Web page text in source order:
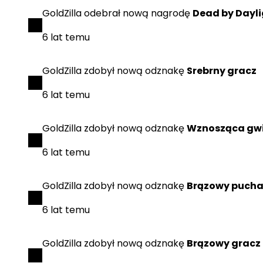
GoldZillaodebrał nową nagrodę Dead by
6 lat temu
GoldZilla zdobył nową odznakę Srebrny gracz
6 lat temu
GoldZilla zdobył nową odznakęWznosząca
6 lat temu
GoldZilla zdobył nową odznakę Brązowy
6 lat temu
GoldZilla zdobył nową odznakę Brązowy gracz